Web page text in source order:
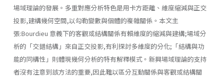
場域理論的發展。多重對應分析特色是用卡方距離、維度縮減與正交
投影,建構幾何空間,以勾勒變數與個體的複雜關係。本文主
張:Bourdieu 意義下的客觀或結構關係有賴維度的縮減與建構;場域分
析的「交錯結構」來自正交投影,有利探討多維度的分化;「結構與功
能的同構性」則體現幾何分析的特有解釋模式。新興場域理論的支持
者沒有注意到該方法的重要,因此難以區分互動關係與客觀或結構關